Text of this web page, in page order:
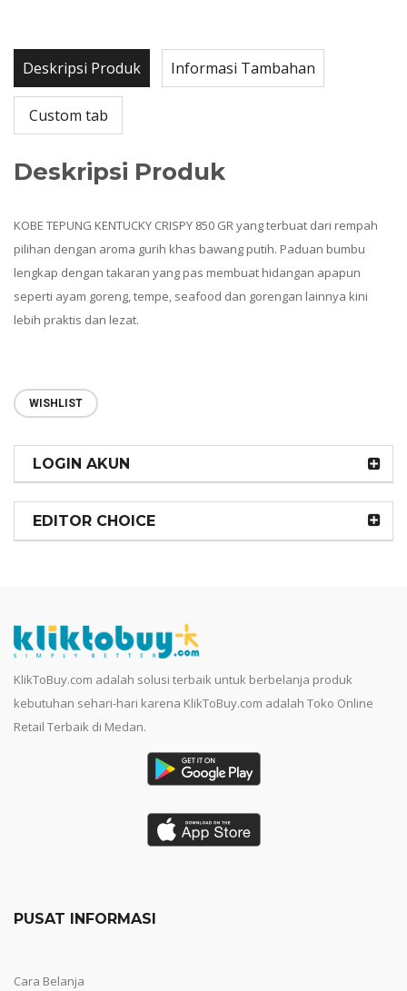
Deskripsi Produk Informasi Tambahan
Custom tab
Deskripsi Produk
KOBE TEPUNG KENTUCKY CRISPY 850 GR yang terbuat dari rempah
pilihan dengan aroma gurih khas bawang putih. Paduan bumbu
lengkap dengan takaran yang pas membuat hidangan apapun
seperti ayam goreng, tempe, seafood dan gorengan lainnya kini
lebih praktis dan lezat.
WISHLIST
LOGIN AKUN
EDITOR CHOICE
KlikToBuy.com adalah solusi terbaik untuk berbelanja produk
kebutuhan sehari-hari karena KlikToBuy.com adalah Toko Online
Retail Terbaik di Medan.
PUSAT INFORMASI
Cara Belanja